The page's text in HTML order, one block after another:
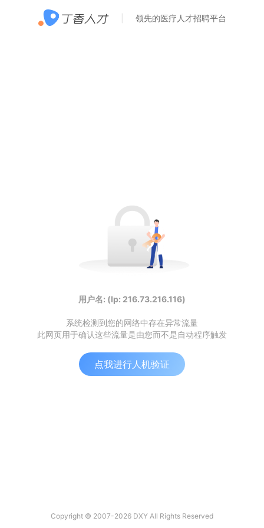
领先的医疗人才招聘平台
用户名: (Ip: 216.73.216.116)
系统检测到您的网络中存在异常流量
此网页用于确认这些流量是由您而不是自动程序触发
点我进行人机验证
Copyright © 2007-2026 DXY All Rights Reserved